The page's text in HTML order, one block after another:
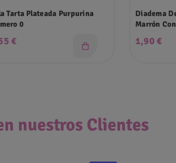
Tarta Plateada Purpurina
0
€
Diadema
Marrón
Precio
1,90 €
nuestros Clientes